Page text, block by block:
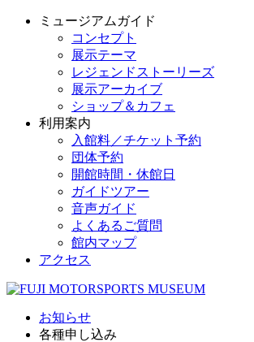
ミュージアムガイド
コンセプト
展示テーマ
レジェンドストーリーズ
展示アーカイブ
ショップ＆カフェ
利用案内
入館料／チケット予約
団体予約
開館時間・休館日
ガイドツアー
音声ガイド
よくあるご質問
館内マップ
アクセス
お知らせ
各種申し込み